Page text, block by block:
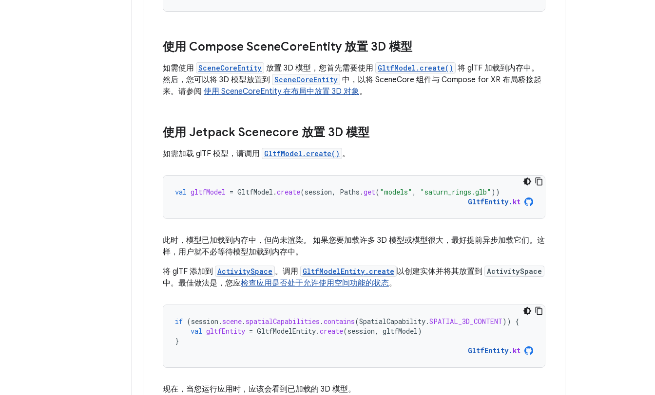
使用 Compose SceneCoreEntity 放置 3D 模型
如需使用 SceneCoreEntity 放置 3D 模型，您首先需要使用 GltfModel.create() 将 glTF 加载到内存中。
然后，您可以将 3D 模型放置到 SceneCoreEntity 中，以将 SceneCore 组件与 Compose for XR 布局桥接起
来。请参阅 使用 SceneCoreEntity 在布局中放置 3D 对象。
使用 Jetpack Scenecore 放置 3D 模型
如需加载 glTF 模型，请调用 GltfModel.create() 。
val gltfModel = GltfModel .create(session, Paths .get( "models" , "saturn_rings.glb" ))
GltfEntity. kt
此时，模型已加载到内存中，但尚未渲染。 如果您要加载许多 3D 模型或模型很大，最好提前异步加载它们。这
样，用户就不必等待模型加载到内存中。
将 glTF 添加到 ActivitySpace 。调用 GltfModelEntity.create 以创建实体并将其放置到 ActivitySpace
中。最佳做法是，您应检查应用是否处于允许使用空间功能的状态。
if (session . scene. spatialCapabilities .contains(SpatialCapability.SPATIAL_3D_CONTENT))
{
val gltfEntity = GltfModelEntity.create(session, gltfModel)
}
GltfEntity. kt
现在，当您运行应用时，应该会看到已加载的 3D 模型。